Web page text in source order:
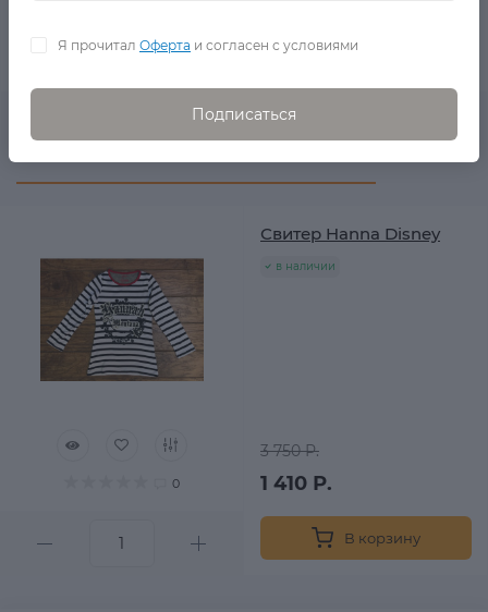
машинная сушка при низкой температуре
Рекомендуемые товары
0
Свитер Hanna Disney
в наличии
3 750 Р.
1 410 Р.
В корзину
Я прочитал Оферта и согласен с условиями
Подписаться